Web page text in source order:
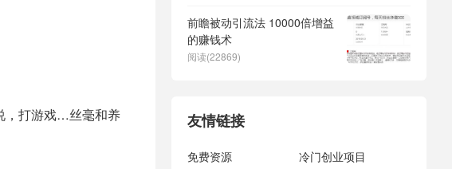
，打游戏…丝毫和养
前瞻被动引流法 10000倍增益
的赚钱术
阅读(22869)
友情链接
免费资源
冷门创业项目